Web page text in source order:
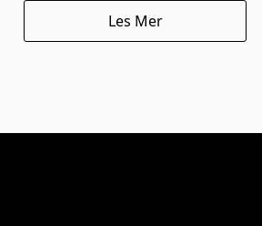
Les Mer